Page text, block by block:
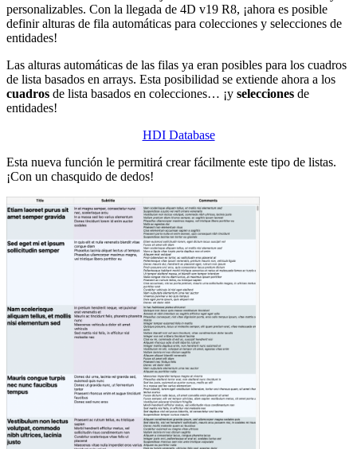
personalizables. Con la llegada de 4D v19 R8, ¡ahora es posible
definir alturas de fila automáticas para colecciones y selecciones de
entidades!
Las alturas automáticas de las filas ya eran posibles para los cuadros
de lista basados en arrays. Esta posibilidad se extiende ahora a los
cuadros de lista basados en colecciones… ¡y selecciones de
entidades!
HDI Database
Esta nueva función le permitirá crear fácilmente este tipo de listas.
¡Con un chasquido de dedos!